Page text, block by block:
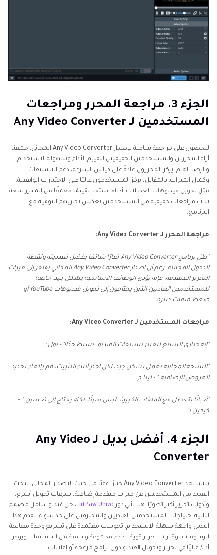
الجزء 3. مراجعة المحرر ومراجعات
المستخدمين لـ Any Video Converter
للحصول على مراجعة شاملة لإصدار Any Video Converter المجاني، جمعنا
آراء المحررين والمستخدمين الحقيقيين لتقييم الأداء وسهولة الاستخدام
والرضا العام. يركز المحررون عادةً على قياس السرعة، دعم التنسيقات،
وكمال الميزات. بالمقابل، يركز المستخدمون غالبًا على الاختبارات الواقعية،
مثل تحويل فيديوهات العطلات. أدناه، ستجد تقييمًا معمقًا من المحرر يتبعه
ثلاث مراجعات حقيقية من المستخدمين تعكس تجاربهم اليومية مع
البرنامج.
مراجعة المحرر لـ Any Video Converter:
"ظل برنامج Any Video Converter خيارًا شائعًا بفضل تعدديته ونقطة
الدخول المجانية. رغم أن إصدار Any Video Converter المجاني يفتقر إلى ميزات
التحرير المتقدمة، فإنه يؤدي الوظائف الأساسية بشكل جيد، خاصة
للمستخدمين العاديين الذين يحتاجون إلى تحويل فيديوهات YouTube أو
ضغط ملفات كبيرة."
مراجعات المستخدمين لـ Any Video Converter:
"إنه خياري السريع لتغيير تنسيقات الفيديو. بسيط جدًا!" - بول ر.
"النسخة المجانية تعمل بشكل جيد، لكن احذر أثناء التثبيت، قم بإلغاء تحديد
العروض الإضافية." - لينا م.
"أحيانًا يتعطل مع الملفات الكبيرة. ليس سيئًا، لكنه يحتاج إلى تحسين." -
كيفين ت.
الجزء 4. أفضل بديل لـ Any Video
Converter
بينما يعد Any Video Converter خيارًا قويًا من حيث الإصدار المجاني، يبحث
العديد من المستخدمين عن ميزات متقدمة إضافية، سرعات تحويل أسرع،
وأدوات تحرير أكثر تطورًا. هنا يأتي دور HitPaw Univd، حل فيديو شامل مصمم
لتلبية احتياجات المستخدمين العاديين والمحترفين على حد سواء. يقدم هذا
البديل واجهة سهلة الاستخدام، تحويلات معتمدة على تسريع وحدة معالجة
الرسومات، وقدرات تحرير قوية. يدعم مجموعة واسعة من التنسيقات ويوفر
أداءً عاليًا في تحرير وتحويل الفيديو دون برامج مزعجة أو إعلانات.